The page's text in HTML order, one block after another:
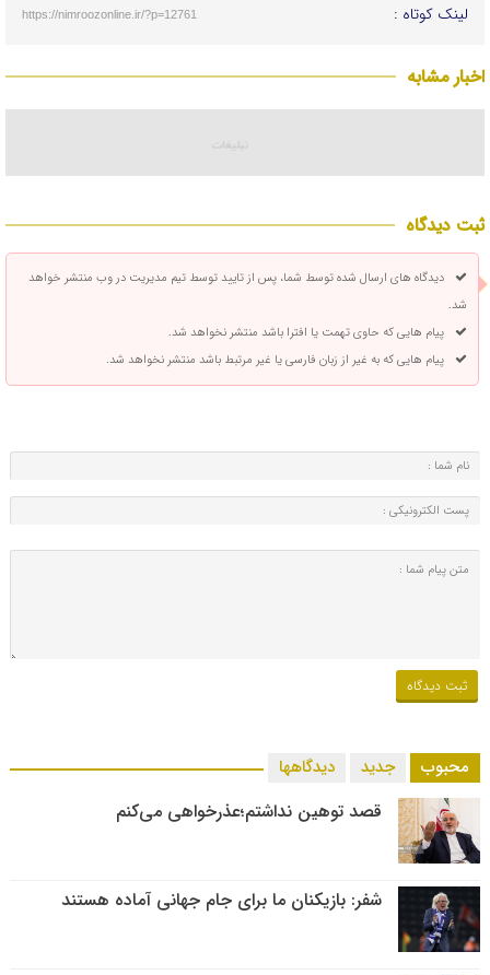
لینک کوتاه : https://nimroozonline.ir/?p=12761
اخبار مشابه
ثبت دیدگاه
دیدگاه های ارسال شده توسط شما، پس از تایید توسط تیم مدیریت در وب منتشر خواهد
شد.
پیام هایی که حاوی تهمت یا افترا باشد منتشر نخواهد شد.
پیام هایی که به غیر از زبان فارسی یا غیر مرتبط باشد منتشر نخواهد شد.
محبوب جدید دیدگاهها
قصد توهین نداشتم؛عذرخواهی می‌کنم
شفر: بازیکنان ما برای جام جهانی آماده هستند